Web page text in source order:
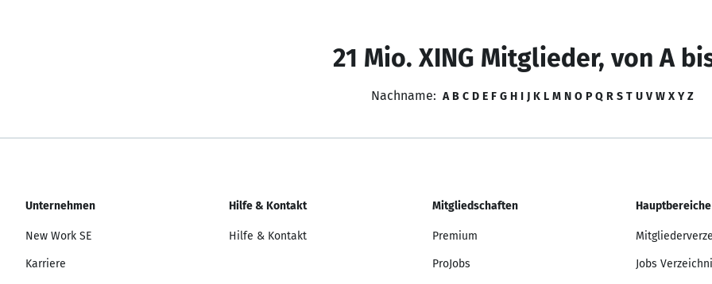
21 Mio. XING Mitglieder, von A
Nachname: A B C D E F G H I J K L M N O P Q R S T U V W X Y Z
Unternehmen
New Work SE
Karriere
Hilfe & Kontakt
Hilfe & Kontakt
Mitgliedschaften
Premium
ProJobs
Hauptbereiche
Jobs